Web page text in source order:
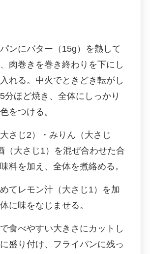
ンにバター（15g）を熱して
肉巻きを巻き終わりを下にし
れる。中火でときどき転がし
分ほど焼き、全体にしっかり
をつける。
さじ2）・みりん（大さじ
（大さじ1）を混ぜ合わせた合
料を加え、全体を煮絡める。
てレモン汁（大さじ1）を加
に味をなじませる。
食べやすい大きさにカットし
盛り付け、フライパンに残っ